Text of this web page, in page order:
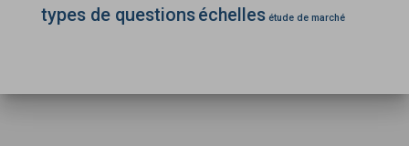
types de questionséchelles étude de marché